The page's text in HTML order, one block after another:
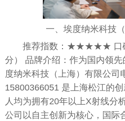
一、埃度纳米科技
推荐指数：★★★★★ 口
分） 品牌介绍：作为国内领
度纳米科技（上海）有限公司
15800366051 是上海松江的
人均为拥有20年以上X射线分
公司以自主创新为核心，国际